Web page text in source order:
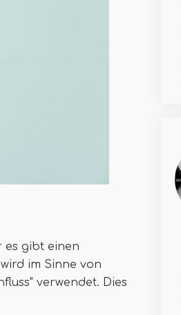
es gibt einen
im Sinne von
verwendet. Dies